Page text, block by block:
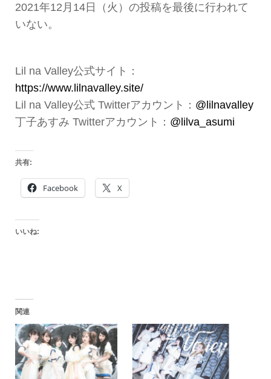
2021年12月14日（火）の投稿を最後に行われて
いない。
Lil na Valley公式サイト：
https://www.lilnavalley.site/
Lil na Valley公式 Twitterアカウント： @lilnavalley
丁子あすみ Twitterアカウント： @lilva_asumi
共有:
Facebook X
いいね:
関連